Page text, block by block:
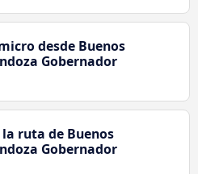
desde Buenos
Gobernador
ruta de Buenos
Gobernador